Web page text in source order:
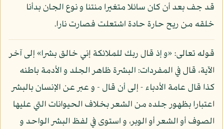
قد جف بعد أن كان سائلا متغيرا منتنا و نوع الجان بدأنا
خلقه من ريح حارة حادة اشتعلت فصارت نارا.
قوله تعالى: «و إذ قال ربك للملائكة إني خالق بشرا» إلى آخر
الآية، قال في المفردات: البشرة ظاهر الجلد و الأدمة باطنه
كذا قال عامة الأدباء - إلى أن قال - و عبر عن الإنسان بالبشر
اعتبارا بظهور جلده من الشعر بخلاف الحيوانات التي عليها
الصوف أو الشعر أو الوبر، و استوى في لفظ البشر الواحد و